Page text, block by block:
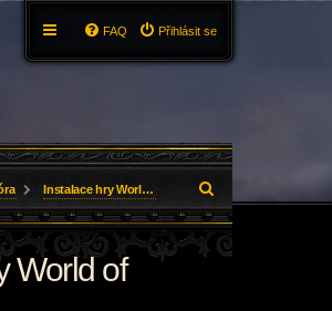
Přihlásit se
FAQ
Instalace hry World of Warcraft
l
e
World of